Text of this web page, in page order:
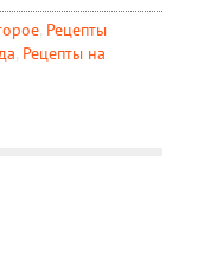
, Рецепты
, Рецепты на